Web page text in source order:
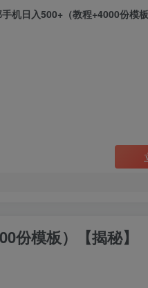
机日入500+（教程+4000份模
份模板）【揭秘】